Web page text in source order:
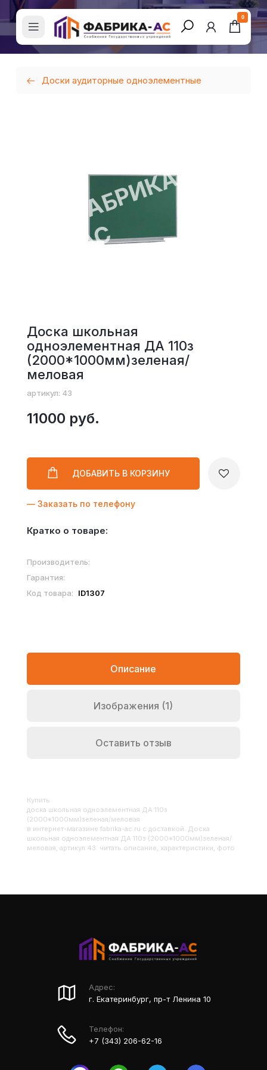
0
Доски аудиторные одноэлементные
Доска школьная
одноэлементная ДА 110з
(2000*1000мм)зеленая/
меловая
артикул: 43
11000 руб.
ДОБАВИТЬ В КОРЗИНУ
— Заказать по телефону
Кратко о товаре:
Производитель:
Гарантия:
Код товара:
ID1307
Описание
Изображения (1)
Оставить отзыв
Купить
Доска школьная одноэлементная ДА 110з
(2000*1000мм)зеленая/меловая
в интернет-магазине fabrika-ac.ru с доставкой. Доска
школьная одноэлементная ДА 110з (2000*1000мм)зеленая/
меловая, артикул 43: читать описание, характеристики, фото
Адрес:
г. Екатеринбург, пр-т Ленина 10
Телефон:
+7 (343) 206-62-16